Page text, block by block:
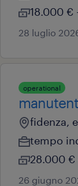
18.000 €
28 luglio
operational
fidenza,
tempo
28.000 €
26 giugno